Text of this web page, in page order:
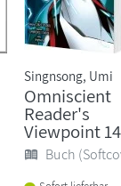
Singnsong, Umi
Omniscient
Reader's
Viewpoint 14
Buch